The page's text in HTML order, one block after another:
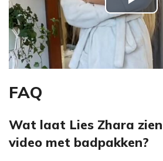
P
l
a
V
i
FAQ
Wat laat Lies Zhara
video met badpakken?